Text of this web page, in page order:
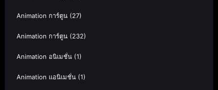
Animation การ์ตูน (27)
Animation การ์ตูน (232)
Animation อนิเมชั่น (1)
Animation แอนิเมชั่น (1)